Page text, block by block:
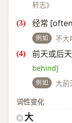
轩志》
经常
例如 不大
前天或后
behind]
例如
大前
词性变化
◎ 大